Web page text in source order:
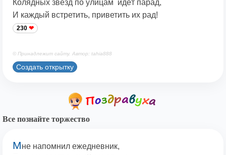
Колядных звёзд по улицам идёт парад,
И каждый встретить, приветить их рад!
230
© Принадлежит сайту. Автор: tahia888
Создать открытку
Все познайте торжество
Мне напомнил ежедневник,